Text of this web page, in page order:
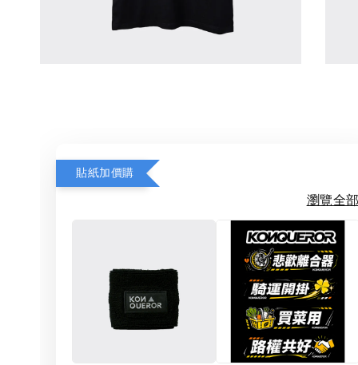
貼紙加價購
瀏覽全